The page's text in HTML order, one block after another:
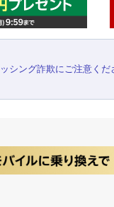
シング詐欺にご注意くだ